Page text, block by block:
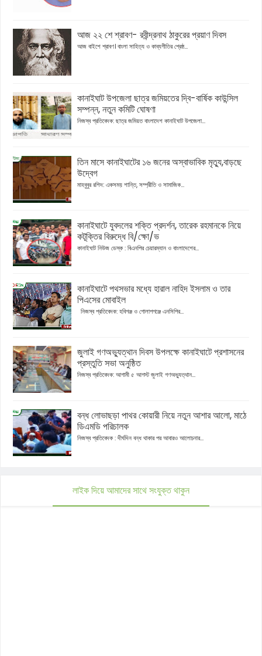
আজ ২২ শে শ্রাবণ- রবীন্দ্রনাথ ঠাকুরের প্রয়াণ দিবস
আজ বাইশে শ্রাবণ। বাংলা সাহিত্য ও কাব্যগীতির শ্রেষ্ঠ...
কানাইঘাট উপজেলা ছাত্র জমিয়তের দ্বি-বার্ষিক কাউন্সিল
সম্পন্ন, নতুন কমিটি ঘোষণা
নিজস্ব প্রতিবেদক: ছাত্র জমিয়ত বাংলাদেশ কানাইঘাট উপজেলা...
তিন মাসে কানাইঘাটের ১৬ জনের অস্বাভাবিক মৃত্যু,বাড়ছে
উদ্বেগ
মাহবুবুর রশিদ: একসময় শান্তি, সম্প্রীতি ও সামাজিক...
কানাইঘাটে যুবদলের শক্তি প্রদর্শন, তারেক রহমানকে নিয়ে
কটূক্তির বিরুদ্ধে বি/ক্ষো/ভ
কানাইঘাট নিউজ ডেস্ক : বিএনপির চেয়ারম্যান ও বাংলাদেশের...
কানাইঘাটে পথসভার মধ্যে হারাল নাহিদ ইসলাম ও তার
পিএসের মোবাইল
নিজস্ব প্রতিবেদক: হবিগঞ্জ ও গোলাপগঞ্জে এনসিপির...
জুলাই গণঅভ্যুত্থান দিবস উপলক্ষে কানাইঘাটে প্রশাসনের
প্রস্তুতি সভা অনুষ্ঠিত
নিজস্ব প্রতিবেদক: আগামী ৫ আগস্ট জুলাই গণঅভ্যুত্থান...
বন্ধ লোভাছড়া পাথর কোয়ারী নিয়ে নতুন আশার আলো, মাঠে
ডিএমডি পরিচালক
নিজস্ব প্রতিবেদক : দীর্ঘদিন বন্ধ থাকার পর আবারও আলোচনার...
লাইক দিয়ে আমাদের সাথে সংযুক্ত থাকুন